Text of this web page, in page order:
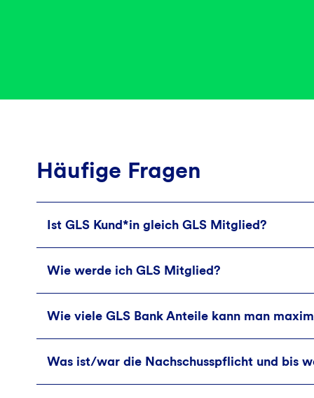
Häufige Fragen
Ist GLS Kund*in gleich GLS Mitglied?
Jede*r GLS Kund*in kann durch den Erwerb
Die GLS Bank Anteile werden verzinst. Du
Wie werde ich GLS Mitglied?
GLS Mitglied werden können natürliche
Personengesellschaften.
Wie viele GLS Bank Anteile kann man
Eine Höchstgrenze für Anteile gibt es nicht.
Was ist/war die Nachschusspflicht und bis